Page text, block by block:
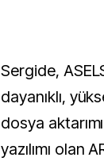
Sergide,
dayanıklı,
dosya
yazılımı olan